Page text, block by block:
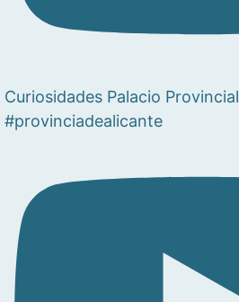
Curiosidades Palacio Provincial
#provinciadealicante